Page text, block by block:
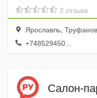
2 отзыва
Ярославль,
+748529450...
Салон-